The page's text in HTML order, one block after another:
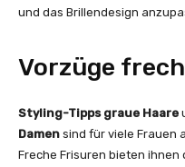
und das Brillendesign
Vorzüge
Styling-Tipps graue Haare
Damen sind für viele Frauen
Freche Frisuren bieten